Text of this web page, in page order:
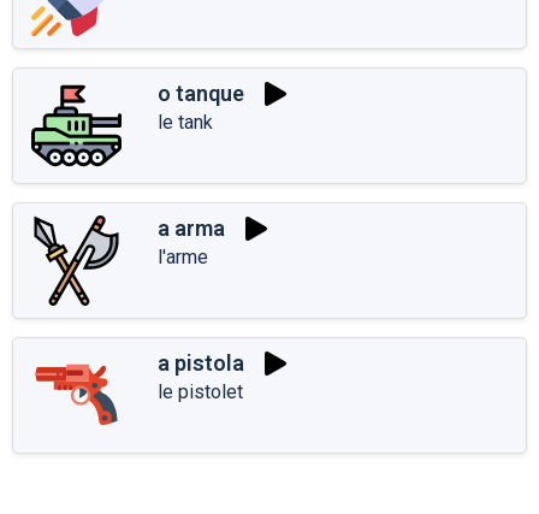
o tanque
le tank
a arma
l'arme
a pistola
le pistolet